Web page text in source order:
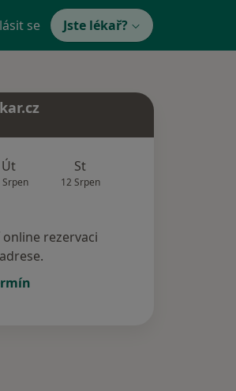
se Jste lékař?
Út
Srpen
St
12 Srpen
rezervaci